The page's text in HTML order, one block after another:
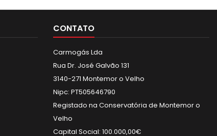
CONTATO
Carmogás Lda
Rua Dr. José Galvão 131
3140-271 Montemor o Velho
Nipc: PT505646790
Registado na Conservatória de Montemor o
Velho
Capital Social: 100.000,00€